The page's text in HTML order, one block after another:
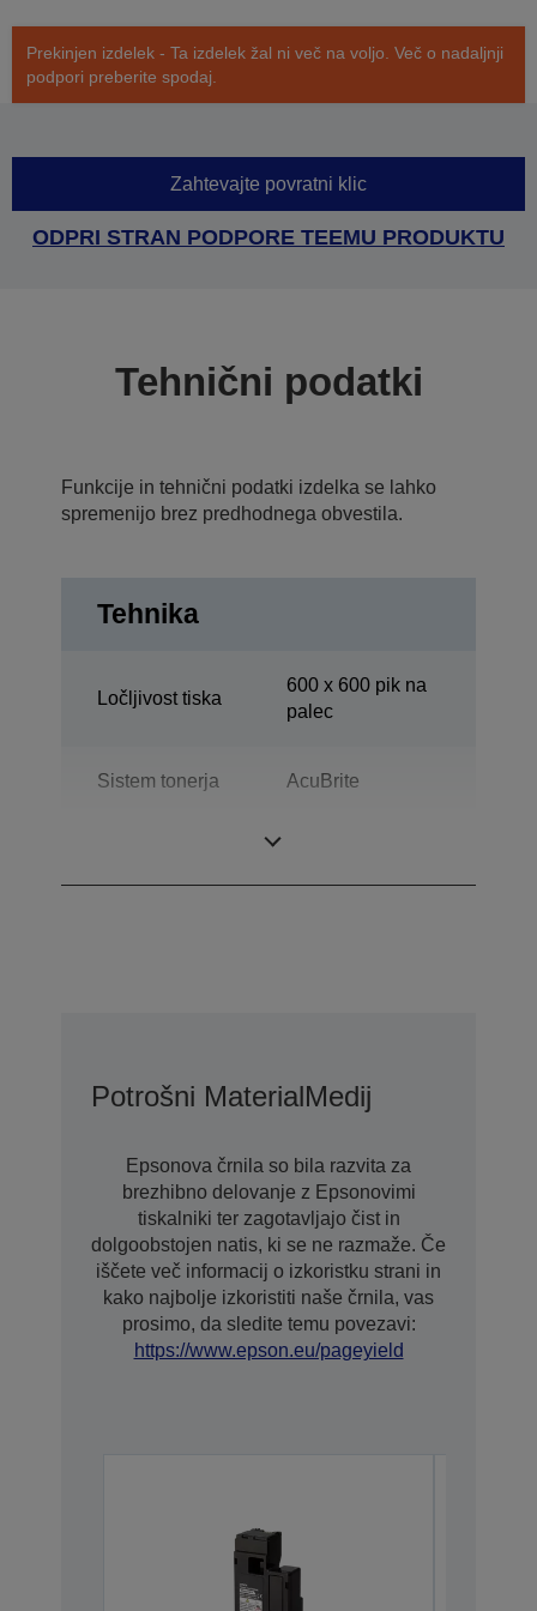
Prekinjen izdelek - Ta izdelek žal ni več na voljo. Več o nadaljnji
podpori preberite spodaj.
Zahtevajte povratni klic
ODPRI STRAN PODPORE TEEMU PRODUKTU
Tehnični podatki
Funkcije in tehnični podatki izdelka se lahko
spremenijo brez predhodnega obvestila.
Tehnika
Ločljivost tiska
600 x 600 pik na
palec
Sistem tonerja AcuBrite
Potrošni MaterialMedij
Epsonova črnila so bila razvita za
brezhibno delovanje z Epsonovimi
tiskalniki ter zagotavljajo čist in
dolgoobstojen natis, ki se ne razmaže. Če
iščete več informacij o izkoristku strani in
kako najbolje izkoristiti naše črnila, vas
prosimo, da sledite temu povezavi:
https://www.epson.eu/pageyield